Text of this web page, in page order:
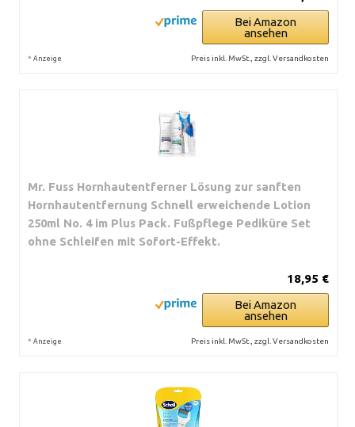
Bei Amazon
ansehen
* Anzeige Preis inkl. MwSt., zzgl. Versandkosten
Mr. Fuss Hornhautentferner Lösung zur sanften
Hornhautentfernung Schnell erweichende Lotion
250ml No. 4 im Plus Pack. Fußpflege Pediküre Set
ohne Schleifen mit Sofort-Effekt.
18,95 €
Bei Amazon
ansehen
* Anzeige Preis inkl. MwSt., zzgl. Versandkosten